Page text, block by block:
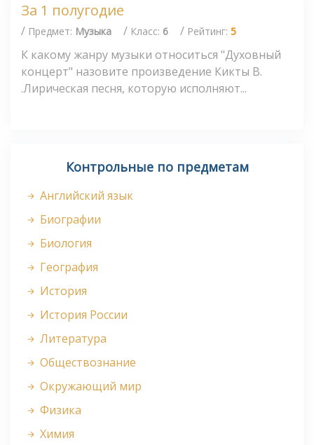
За 1 полугодие
/ Предмет: Музыка / Класс: 6 / Рейтинг: 5
К какому жанру музыки относиться "Духовный
концерт" назовите произведение Кикты В.
.Лирическая песня, которую исполняют...
Контрольные по предметам
Английский язык
Биографии
Биология
География
История
История России
Литература
Обществознание
Окружающий мир
Физика
Химия